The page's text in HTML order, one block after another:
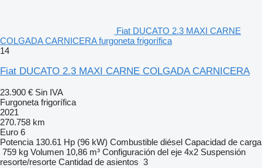
Fiat DUCATO 2.3 MAXI CARNE
COLGADA CARNICERA furgoneta frigorífica
14
Fiat DUCATO 2.3 MAXI CARNE COLGADA CARNICERA
23.900 € Sin IVA
Furgoneta frigorífica
2021
270.758 km
Euro 6
Potencia 130.61 Hp (96 kW) Combustible diésel Capacidad de carga
759 kg Volumen 10,86 m³ Configuración del eje 4x2 Suspensión
resorte/resorte Cantidad de asientos 3